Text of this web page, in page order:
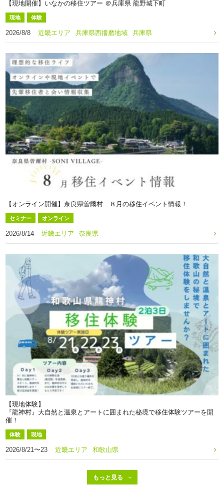
【現地開催】いなかの移住ツアー ＠兵庫県 龍野城下町
現地 体験
2026/8/8 近畿エリア 兵庫県西播磨地域 兵庫県
【オンライン開催】奈良県曽爾村 ８月の移住イベント情報！
セミナー オンライン
2026/8/14 近畿エリア 奈良県
【現地体験】
『龍神村』大自然と温泉とアートに囲まれた秘境で移住体験ツアーを開
催！
体験 現地
2026/8/21〜23 近畿エリア 和歌山県